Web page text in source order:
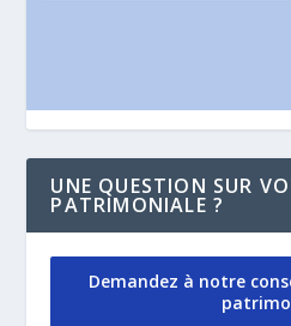
UNE QUESTION SUR
PATRIMONIALE ?
Demandez à notre